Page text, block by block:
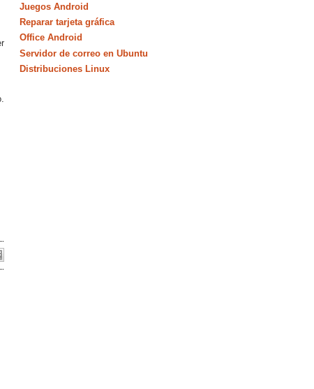
Juegos Android
Reparar tarjeta gráfica
Office Android
Servidor de correo en Ubuntu
Distribuciones Linux